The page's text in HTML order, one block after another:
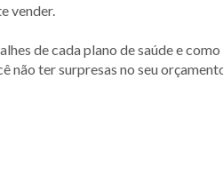
vender.
de cada plano de saúde e
não ter surpresas no seu